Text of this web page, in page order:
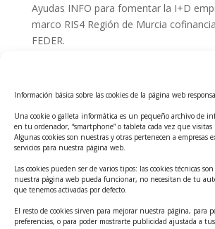
Información básica sobre las cookies de la página web
Una cookie o galleta informática es un pequeño archivo de
en tu ordenador, “smartphone” o tableta cada vez que
Algunas cookies son nuestras y otras pertenecen a empresas
servicios para nuestra página web.
Las cookies pueden ser de varios tipos: las cookies técnicas
nuestra página web pueda funcionar, no necesitan de tu
que tenemos activadas por defecto.
El resto de cookies sirven para mejorar nuestra página, para
preferencias, o para poder mostrarte publicidad ajustada a
Ayudas INFO para fomentar la I+D
marco RIS4 Región de Murcia
FEDER.
Tecnológicos 2ª ed.
Ayudas INFO para el apoyo a las
innovadoras con potencial tecnológico
Convocatoria Cheque de Innovación.
para la contratación de servicios de
Competitividad
Cheque Inversión del INFO. Ayudas